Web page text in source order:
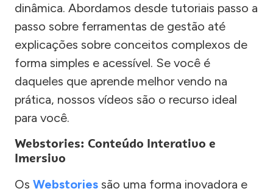
dinâmica. Abordamos desde tutoriais passo a
passo sobre ferramentas de gestão até
explicações sobre conceitos complexos de
forma simples e acessível. Se você é
daqueles que aprende melhor vendo na
prática, nossos vídeos são o recurso ideal
para você.
Webstories: Conteúdo Interativo e
Imersivo
Os Webstories são uma forma inovadora e